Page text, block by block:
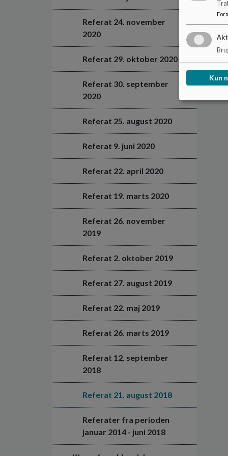
Referat 24. november
2020
Referat 29. oktober 2020
Referat 30. september
2020
Referat 25. august 2020
Referat 9. juni 2020
Referat 22. april 2020
Referat 19. marts 2020
Referat 26. november
2019
Referat 2. oktober 2019
Referat 27. august 2019
Referat 22. maj 2019
Referat 26. marts 2019
Referat 12. september
2018
Referat 21. august 2018
Referater fra perioden
januar 2014 - juni 2018
Kun